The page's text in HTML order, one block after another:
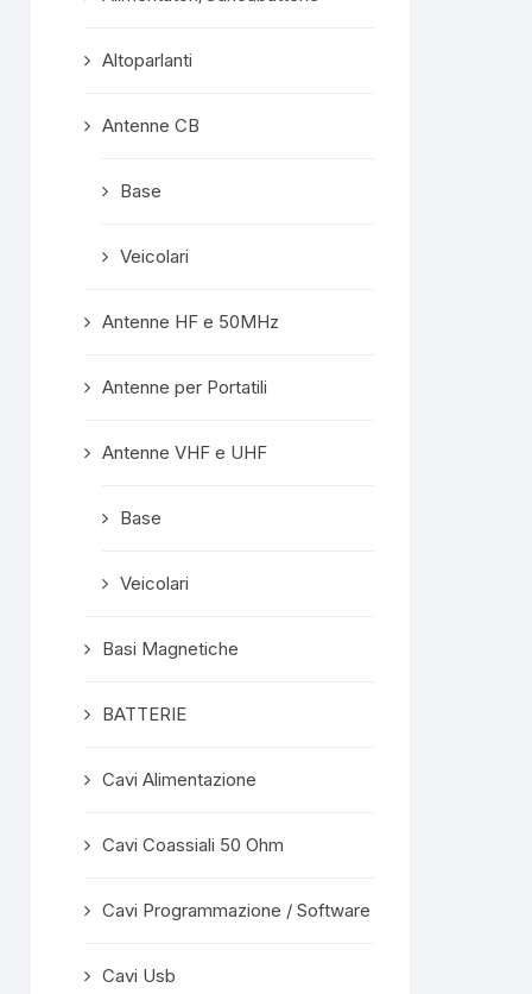
Altoparlanti
Antenne CB
Base
Veicolari
Antenne HF e 50MHz
Antenne per Portatili
Antenne VHF e UHF
Base
Veicolari
Basi Magnetiche
BATTERIE
Cavi Alimentazione
Cavi Coassiali 50 Ohm
Cavi Programmazione / Software
Cavi Usb